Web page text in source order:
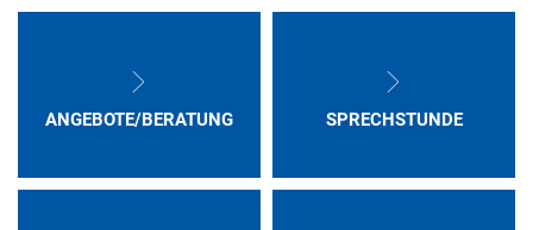
ANGEBOTE/BERATUNG SPRECHSTUNDE